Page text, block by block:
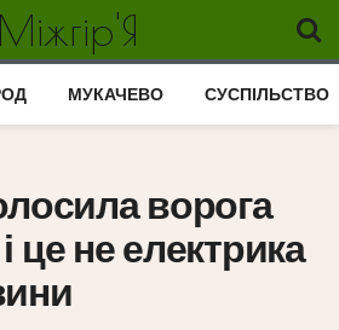
Міжгір'Я
МУКАЧЕВО СУСПІЛЬСТВО
ворога
не електрика